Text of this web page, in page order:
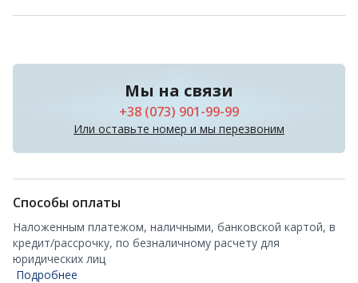
Мы на связи
+38 (073) 901-99-99
Или оставьте номер и мы перезвоним
Способы оплаты
Наложенным платежом, наличными, банковской картой, в
кредит/рассрочку, по безналичному расчету для
юридических лиц
Подробнее